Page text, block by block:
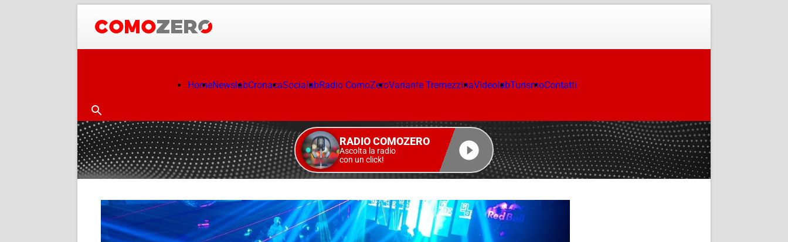
HomeNewslabCronacaSocialabRadio ComoZeroVariante TremezzinaVideolabTurismoContatti
RADIO COMOZERO
Ascolta la radio
con un click!